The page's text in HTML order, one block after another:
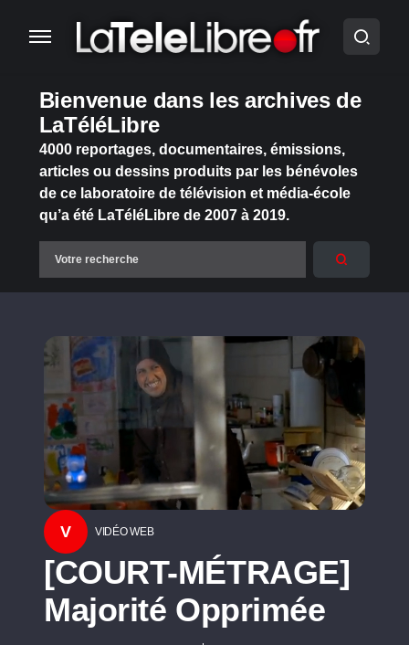
Bienvenue dans les archives de
LaTéléLibre
4000 reportages, documentaires, émissions,
articles ou dessins produits par les bénévoles
de ce laboratoire de télévision et média-école
qu’a été LaTéléLibre de 2007 à 2019.
V VIDÉO WEB
[COURT-MÉTRAGE]
Majorité Opprimée